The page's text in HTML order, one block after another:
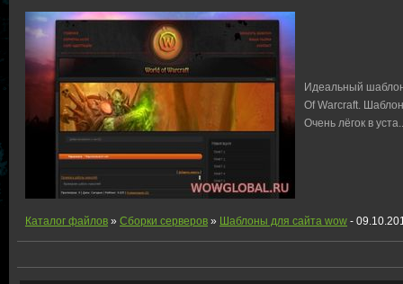
Идеальный
Of Warcraft.
Очень лёгок в уста
Каталог файлов » Сборки серверов » Шаблоны для сайта wow -